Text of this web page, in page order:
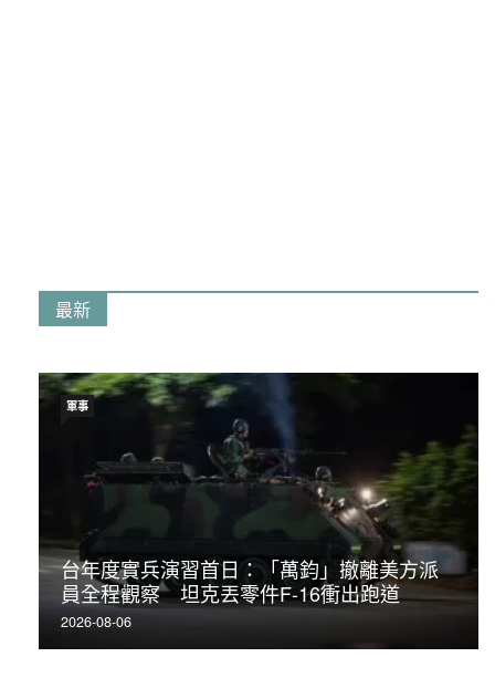
最新
台年度實兵演習首日：「萬鈞」撤離美方派
員全程觀察 坦克丟零件F-16衝出跑道
2026-08-06
軍事